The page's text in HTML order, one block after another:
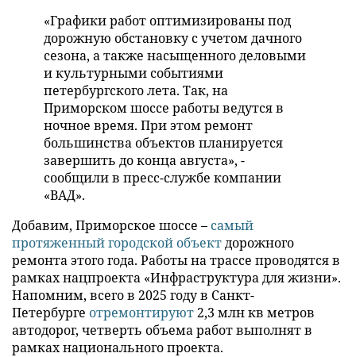
«Графики работ оптимизированы под
дорожную обстановку с учетом дачного
сезона, а также насыщенного деловыми
и культурными событиями
петербургского лета. Так, на
Приморском шоссе работы ведутся в
ночное время. При этом ремонт
большинства объектов планируется
завершить до конца августа», -
сообщили в пресс-службе компании
«ВАД».
Добавим, Приморское шоссе – самый
протяженный городской объектдорожного
ремонта этого года. Работы на трассе проводятся в
рамках нацпроекта «Инфраструктура для жизни».
Напомним, всего в 2025 году в Санкт-
Петербурге отремонтируют2,3 млн кв метров
автодорог, четверть объема работ выполнят в
рамках национального проекта.